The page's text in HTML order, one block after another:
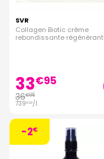
besoins spécifiques
et éclatante. Si vous
conseils
équipe d'experts en
SVR
Collagen Biotic crème
rebondissante
33€95
36€95
739€00/l.
-2€